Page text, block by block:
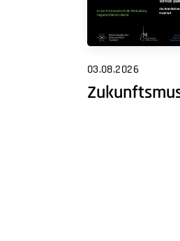
03.08.2026